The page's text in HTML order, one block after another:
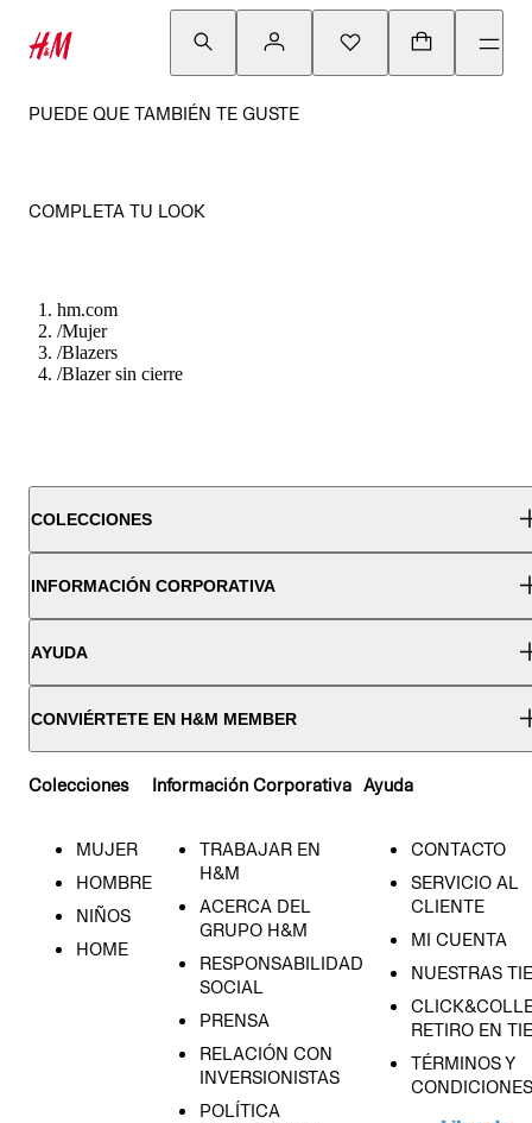
PUEDE QUE TAMBIÉN TE GUSTE
COMPLETA TU LOOK
hm.com
/Mujer
/Blazers
/Blazer sin cierre
COLECCIONES
INFORMACIÓN CORPORATIVA
AYUDA
CONVIÉRTETE EN H&M MEMBER
Colecciones
MUJER
HOMBRE
NIÑOS
HOME
Información Corporativa
TRABAJAR EN
H&M
ACERCA DEL
GRUPO H&M
RESPONSABILIDAD
SOCIAL
PRENSA
RELACIÓN CON
INVERSIONISTAS
POLÍTICA
Ayuda
CONTACTO
SERVICIO AL
CLIENTE
MI CUENTA
NUESTRAS
RETIRO EN
TÉRMINOS Y
CONDICIONES